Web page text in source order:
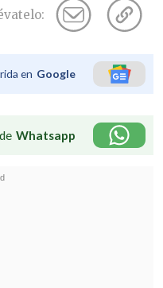
en Google
Whatsapp